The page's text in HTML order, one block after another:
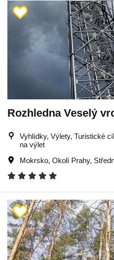
Rozhledna Veselý
Vyhlídky, Výlety, Turistické
na výlet
Mokrsko, Okolí Prahy,